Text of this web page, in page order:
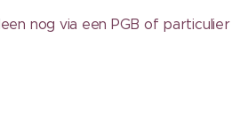
nog via een PGB of particulier